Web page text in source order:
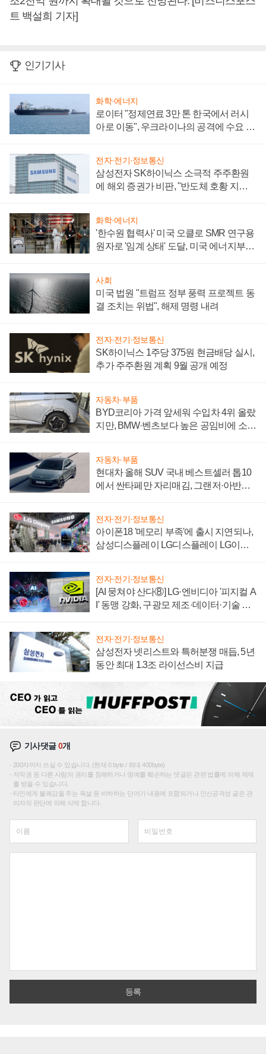
트 백설희 기자]
인기기사
화학·에너지
로이터 "정제연료 3만 톤 한국에서 러시
아로 이동", 우크라이나의 공격에 수요 늘
전자·전기·정보통신
삼성전자 SK하이닉스 소극적 주주환원
에 해외 증권가 비판, "반도체 호황 지속
화학·에너지
'한수원 협력사' 미국 오클로 SMR 연구용
원자로 '임계 상태' 도달, 미국 에너지부
사회
미국 법원 "트럼프 정부 풍력 프로젝트 동
결 조치는 위법", 해제 명령 내려
전자·전기·정보통신
SK하이닉스 1주당 375원 현금배당 실시,
추가 주주환원 계획 9월 공개 예정
자동차·부품
BYD코리아 가격 앞세워 수입차 4위 올랐
지만, BMW·벤츠보다 높은 공임비에 소비
자동차·부품
현대차 올해 SUV 국내 베스트셀러 톱10
에서 싼타페만 자리매김, 그랜저·아반떼
전자·전기·정보통신
아이폰18 '메모리 부족'에 출시 지연되나,
삼성디스플레이 LG디스플레이 LG이노
전자·전기·정보통신
[AI 뭉쳐야 산다⑧] LG·엔비디아 '피지컬 A
I' 동맹 강화, 구광모 제조·데이터·기술 결
전자·전기·정보통신
삼성전자 넷리스트와 특허분쟁 매듭, 5년
동안 최대 1.3조 라이선스비 지급
기사댓글0개
200자까지 쓰실 수 있습니다. (현재 0 byte / 최대 400byte)
저작권 등 다른 사람의 권리를 침해하거나 명예를 훼손하는 댓글은 관련 법률에 의해 제재
를 받을 수 있습니다.
타인에게 불쾌감을 주는 욕설 등 비하하는 단어가 내용에 포함되거나 인신공격성 글은 관
리자의 판단에 의해 삭제 합니다.